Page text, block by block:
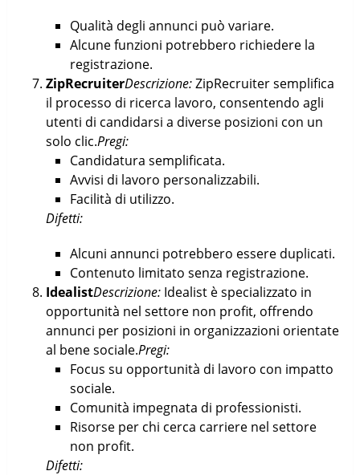
Qualità degli annunci può variare.
Alcune funzioni potrebbero richiedere la
registrazione.
ZipRecruiterDescrizione:ZipRecruiter semplifica
il processo di ricerca lavoro, consentendo agli
utenti di candidarsi a diverse posizioni con un
solo clic.Pregi:
Candidatura semplificata.
Avvisi di lavoro personalizzabili.
Facilità di utilizzo.
Difetti:
Alcuni annunci potrebbero essere duplicati.
Contenuto limitato senza registrazione.
IdealistDescrizione:Idealist è specializzato in
opportunità nel settore non profit, offrendo
annunci per posizioni in organizzazioni orientate
al bene sociale.Pregi:
Focus su opportunità di lavoro con impatto
sociale.
Comunità impegnata di professionisti.
Risorse per chi cerca carriere nel settore
non profit.
Difetti: